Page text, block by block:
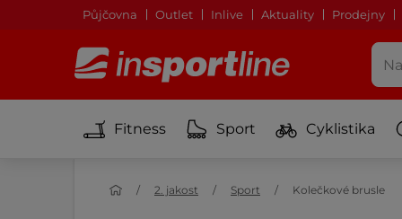
Půjčovna Outlet Inlive Aktuality Prodejny
Fitness Sport Cyklistika
2. jakost Sport Kolečkové brusle